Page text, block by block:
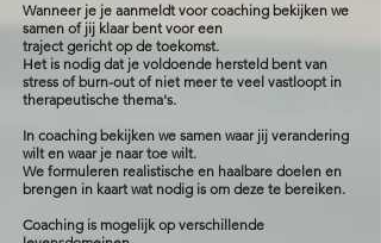
Wanneer je je aanmeldt voor coaching bekijken we
samen of jij klaar bent voor een
traject gericht op de toekomst.
Het is nodig dat je voldoende hersteld bent van
stress of burn-out of niet meer te veel vastloopt in
therapeutische thema's.
In coaching bekijken we samen waar jij verandering
wilt en waar je naar toe wilt.
We formuleren realistische en haalbare doelen en
brengen in kaart wat nodig is om deze te bereiken.
Coaching is mogelijk op verschillende